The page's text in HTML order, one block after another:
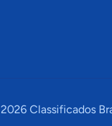
2026Classificados